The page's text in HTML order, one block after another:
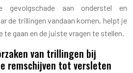
gevolgschade aan onderstel en
de trillingen vandaan komen, helpt je
te gaan en de juiste vragen te stellen.
van trillingen bij
remschijven tot versleten